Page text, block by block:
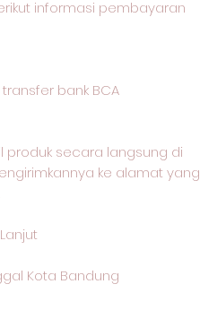
informasi pembayaran
bank BCA
secara langsung di
ke alamat yang
Kota Bandung